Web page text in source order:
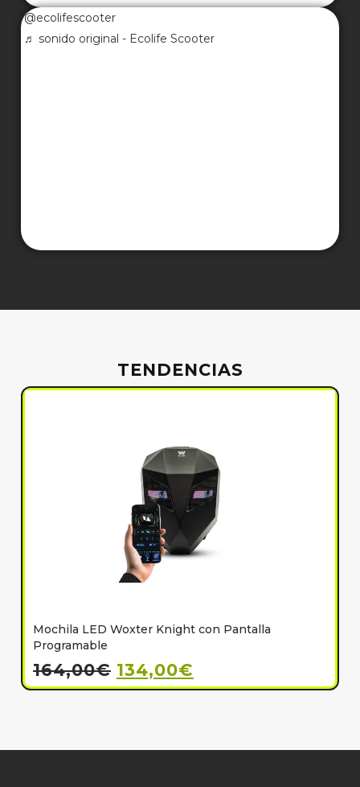
@ecolifescooter
♬ sonido original - Ecolife Scooter
TENDENCIAS
Mochila LED Woxter Knight con Pantalla
Programable
164,00€ 134,00€